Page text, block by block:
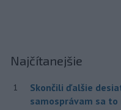
Najčítanejšie
1
Skončili ďalšie
samosprávam sa to